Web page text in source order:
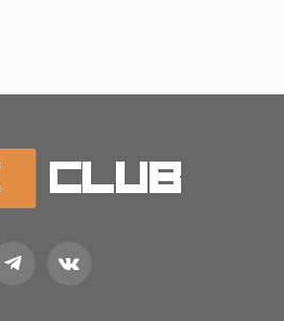
TelegramVKontakte